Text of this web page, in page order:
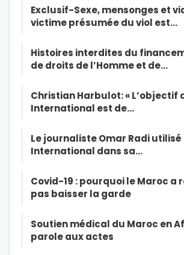
Exclusif-Sexe, mensonges et
victime présumée du viol est…
Histoires interdites du
de droits de l’Homme et de…
Christian Harbulot: « L’objectif
International est de…
Le journaliste Omar Radi
International dans sa…
Covid-19 : pourquoi le Maroc a
pas baisser la garde
Soutien médical du Maroc en
parole aux actes